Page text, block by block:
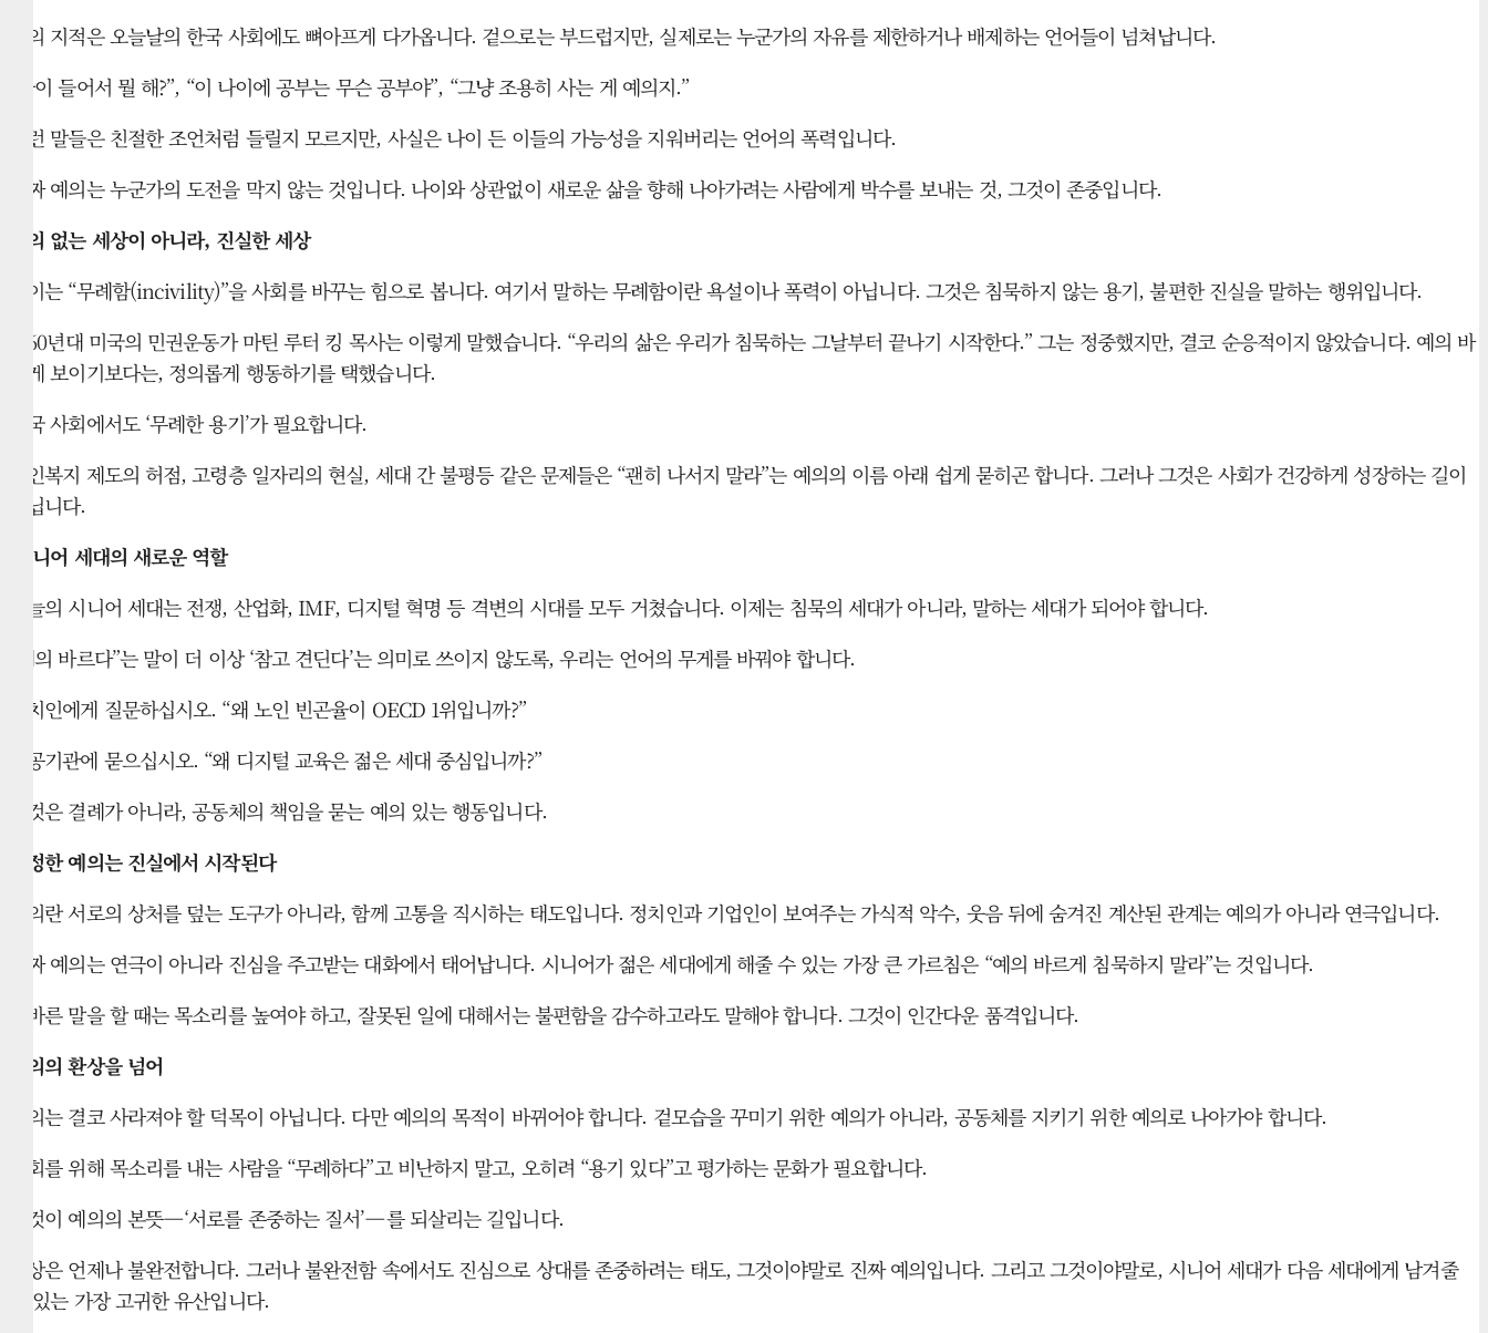
그의 지적은 오늘날의 한국 사회에도 뼈아프게 다가옵니다. 겉으로는 부드럽지만, 실제로는 누군가의 자유를 제한하거나 배제하는 언어들이 넘쳐납니다.
“나이 들어서 뭘 해?”, “이 나이에 공부는 무슨 공부야”, “그냥 조용히 사는 게 예의지.”
이런 말들은 친절한 조언처럼 들릴지 모르지만, 사실은 나이 든 이들의 가능성을 지워버리는 언어의 폭력입니다.
진짜 예의는 누군가의 도전을 막지 않는 것입니다. 나이와 상관없이 새로운 삶을 향해 나아가려는 사람에게 박수를 보내는 것, 그것이 존중입니다.
예의 없는 세상이 아니라, 진실한 세상
게이는 “무례함(incivility)”을 사회를 바꾸는 힘으로 봅니다. 여기서 말하는 무례함이란 욕설이나 폭력이 아닙니다. 그것은 침묵하지 않는 용기, 불편한 진실을 말하는 행위입니다.
1960년대 미국의 민권운동가 마틴 루터 킹 목사는 이렇게 말했습니다. “우리의 삶은 우리가 침묵하는 그날부터 끝나기 시작한다.” 그는 정중했지만, 결코 순응적이지 않았습니다. 예의 바
르게 보이기보다는, 정의롭게 행동하기를 택했습니다.
한국 사회에서도 ‘무례한 용기’가 필요합니다.
노인복지 제도의 허점, 고령층 일자리의 현실, 세대 간 불평등 같은 문제들은 “괜히 나서지 말라”는 예의의 이름 아래 쉽게 묻히곤 합니다. 그러나 그것은 사회가 건강하게 성장하는 길이
아닙니다.
시니어 세대의 새로운 역할
오늘의 시니어 세대는 전쟁, 산업화, IMF, 디지털 혁명 등 격변의 시대를 모두 거쳤습니다. 이제는 침묵의 세대가 아니라, 말하는 세대가 되어야 합니다.
“예의 바르다”는 말이 더 이상 ‘참고 견딘다’는 의미로 쓰이지 않도록, 우리는 언어의 무게를 바꿔야 합니다.
정치인에게 질문하십시오. “왜 노인 빈곤율이 OECD 1위입니까?”
공공기관에 묻으십시오. “왜 디지털 교육은 젊은 세대 중심입니까?”
이것은 결례가 아니라, 공동체의 책임을 묻는 예의 있는 행동입니다.
진정한 예의는 진실에서 시작된다
예의란 서로의 상처를 덮는 도구가 아니라, 함께 고통을 직시하는 태도입니다. 정치인과 기업인이 보여주는 가식적 악수, 웃음 뒤에 숨겨진 계산된 관계는 예의가 아니라 연극입니다.
진짜 예의는 연극이 아니라 진심을 주고받는 대화에서 태어납니다. 시니어가 젊은 세대에게 해줄 수 있는 가장 큰 가르침은 “예의 바르게 침묵하지 말라”는 것입니다.
올바른 말을 할 때는 목소리를 높여야 하고, 잘못된 일에 대해서는 불편함을 감수하고라도 말해야 합니다. 그것이 인간다운 품격입니다.
예의의 환상을 넘어
예의는 결코 사라져야 할 덕목이 아닙니다. 다만 예의의 목적이 바뀌어야 합니다. 겉모습을 꾸미기 위한 예의가 아니라, 공동체를 지키기 위한 예의로 나아가야 합니다.
사회를 위해 목소리를 내는 사람을 “무례하다”고 비난하지 말고, 오히려 “용기 있다”고 평가하는 문화가 필요합니다.
그것이 예의의 본뜻—‘서로를 존중하는 질서’—를 되살리는 길입니다.
세상은 언제나 불완전합니다. 그러나 불완전함 속에서도 진심으로 상대를 존중하려는 태도, 그것이야말로 진짜 예의입니다. 그리고 그것이야말로, 시니어 세대가 다음 세대에게 남겨줄
수 있는 가장 고귀한 유산입니다.